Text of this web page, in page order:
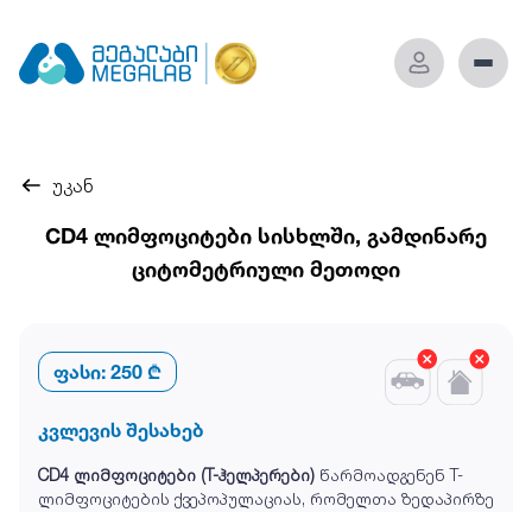
უკან
CD4 ლიმფოციტები სისხლში, გამდინარე
ციტომეტრიული მეთოდი
ფასი: 250 ₾
კვლევის შესახებ
CD4 ლიმფოციტები (T-ჰელპერები) წარმოადგენენ T-
ლიმფოციტების ქვეპოპულაციას, რომელთა ზედაპირზე